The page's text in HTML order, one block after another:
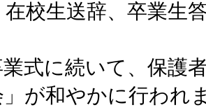
校生送辞、卒業生
式に続いて、保護
が和やかに行われ